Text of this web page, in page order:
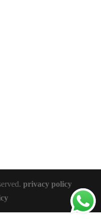
privacy policy